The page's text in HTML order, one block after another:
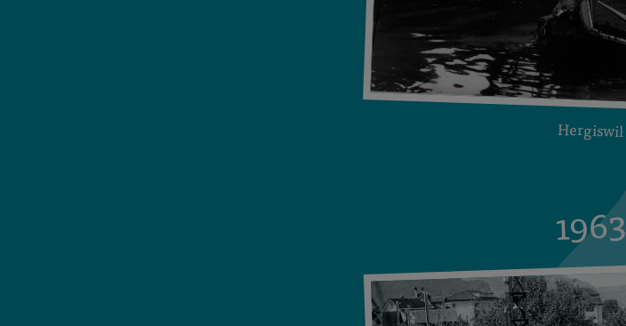
Hergiswil
1963